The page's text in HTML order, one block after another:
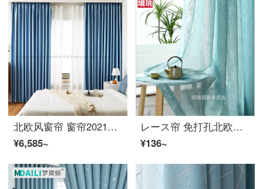
北欧风窗帘 窗帘2021年客厅现代简约轻奢遮光卧室定制ファブリック生地成品北欧风窗帘ファブリック生地 天蓝色 5米宽ファブリック生地*2.7米高【挂钩款】/双开(适用于2.0
¥6,585~
レース帘 免打孔北欧风竹节リネン加厚レース帘客厅简易窗帘レース帘透光不透人出租房飘窗帘子 蓝色 宽0.7**高1.5 一片挂钩
¥136~